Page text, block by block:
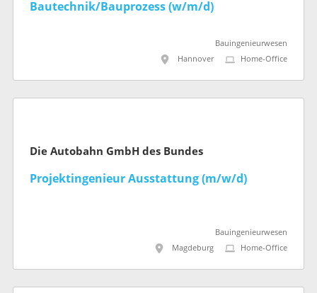
Bautechnik/Bauprozess (w/m/d)
Bauingenieurwesen
Hannover
Home-Office
Die Autobahn GmbH des Bundes
Projektingenieur Ausstattung (m/w/d)
Bauingenieurwesen
Magdeburg
Home-Office